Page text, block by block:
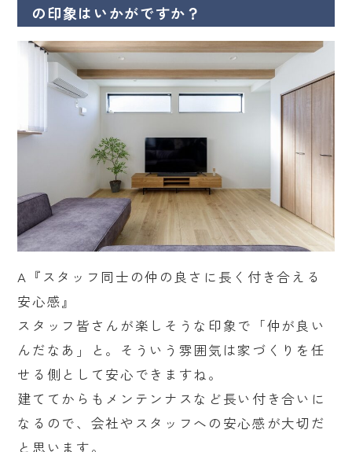
の印象はいかがですか？
A『スタッフ同士の仲の良さに長く付き合える
安心感』
スタッフ皆さんが楽しそうな印象で「仲が良い
んだなあ」と。そういう雰囲気は家づくりを任
せる側として安心できますね。
建ててからもメンテンナスなど長い付き合いに
なるので、会社やスタッフへの安心感が大切だ
と思います。